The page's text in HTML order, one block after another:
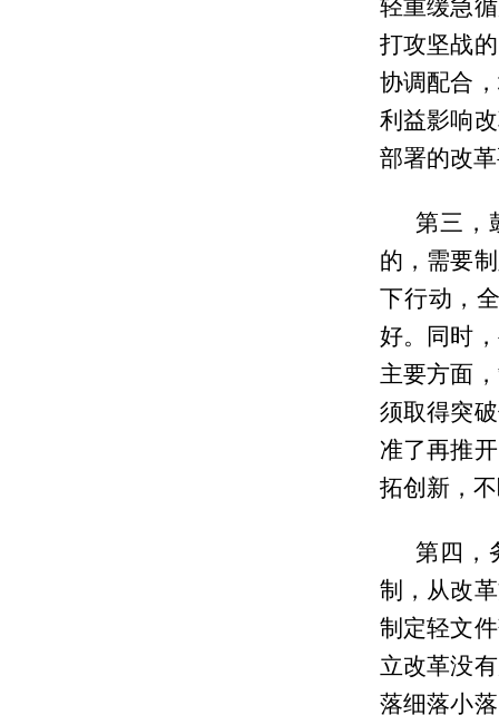
轻重缓急
打攻坚战
协调配合
利益影响
部署的改
第三，
的，需要
下行动，
好。同时
主要方面
须取得突
准了再推
拓创新，
第四，
制，从改
制定轻文
立改革没
落细落小